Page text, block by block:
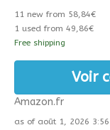
11 new from 58,84€
1 used from 49,86€
Free shipping
Voir
Amazon.fr
as of août 1, 2026 3:56